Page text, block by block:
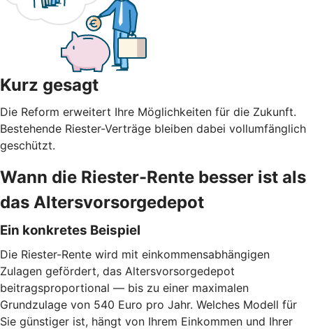
Kurz gesagt
Die Reform erweitert Ihre Möglichkeiten für die Zukunft.
Bestehende Riester-Verträge bleiben dabei vollumfänglich
geschützt.
Wann die Riester-Rente besser ist als
das Altersvorsorgedepot
Ein konkretes Beispiel
Die Riester-Rente wird mit einkommensabhängigen
Zulagen gefördert, das Altersvorsorgedepot
beitragsproportional — bis zu einer maximalen
Grundzulage von 540 Euro pro Jahr. Welches Modell für
Sie günstiger ist, hängt von Ihrem Einkommen und Ihrer